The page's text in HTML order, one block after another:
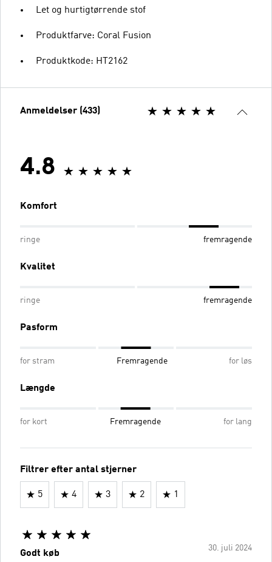
Let og hurtigtørrende stof
Produktfarve: Coral Fusion
Produktkode: HT2162
Anmeldelser (433)
4.8
Komfort
ringe fremragende
Kvalitet
ringe fremragende
Pasform
for stram Fremragende for løs
Længde
for kort Fremragende for lang
Filtrer efter antal stjerner
5 4 3 2 1
30. juli 2024
Godt køb